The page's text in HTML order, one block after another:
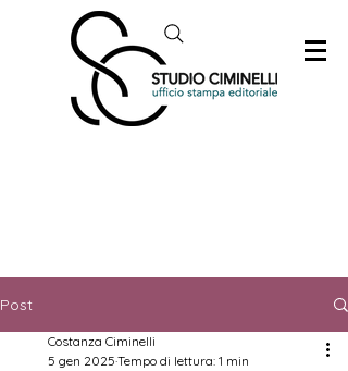
Post
Costanza Ciminelli
5 gen 2025 Tempo di lettura: 1 min